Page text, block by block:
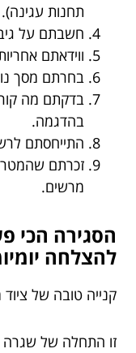
תחנות עגינה).
חשבתם על
ווידאתם
בחרתם מסך
בדקתם מה
בהדגמה.
התייחסתם
זכרתם
מרשים.
הסגירה הכי
להצלחה
קנייה טובה של
זו התחלה של